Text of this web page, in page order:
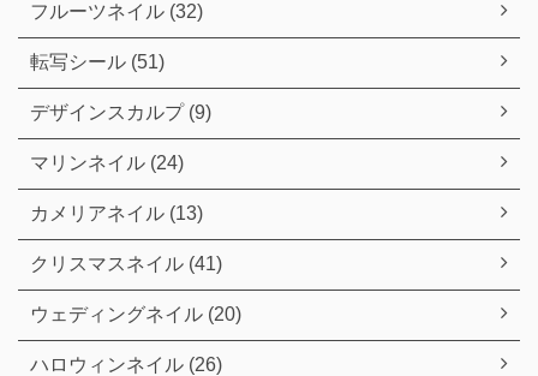
フルーツネイル (32)
転写シール (51)
デザインスカルプ (9)
マリンネイル (24)
カメリアネイル (13)
クリスマスネイル (41)
ウェディングネイル (20)
ハロウィンネイル (26)